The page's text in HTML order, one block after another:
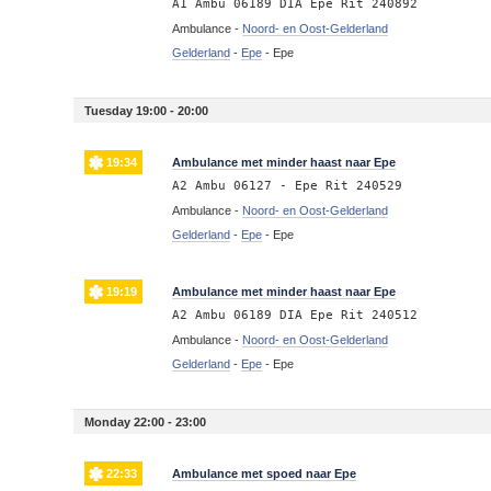
A1 Ambu 06189 DIA Epe Rit 240892
Ambulance - Noord- en Oost-Gelderland
Gelderland - Epe - Epe
Tuesday 19:00 - 20:00
19:34 Ambulance met minder haast naar Epe
A2 Ambu 06127 - Epe Rit 240529
Ambulance - Noord- en Oost-Gelderland
Gelderland - Epe - Epe
19:19 Ambulance met minder haast naar Epe
A2 Ambu 06189 DIA Epe Rit 240512
Ambulance - Noord- en Oost-Gelderland
Gelderland - Epe - Epe
Monday 22:00 - 23:00
22:33 Ambulance met spoed naar Epe